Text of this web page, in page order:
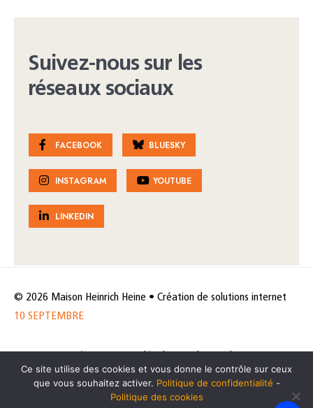
Suivez-nous sur les
réseaux sociaux
FACEBOOK BLUESKY
INSTAGRAM YOUTUBE
LINKEDIN
© 2026 Maison Heinrich Heine • Création de solutions internet
10 SEPTEMBRE
de données
Politique des cookies
Ce site utilise des cookies et vous donne le contrôle sur ceux
que vous souhaitez activer. Politique de confidentialité -
Politique des cookies